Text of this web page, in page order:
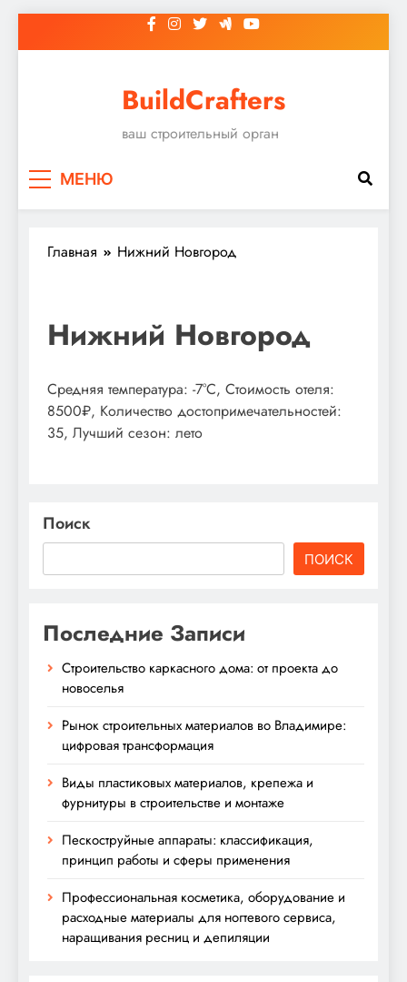
к
BuildCrafters
ваш строительный орган
МЕНЮ
Главная Нижний Новгород
Нижний Новгород
Средняя температура: -7°C, Стоимость отеля:
8500₽, Количество достопримечательностей:
35, Лучший сезон: лето
Поиск
ПОИСК
Последние Записи
Строительство каркасного дома: от проекта до
новоселья
Рынок строительных материалов во Владимире:
цифровая трансформация
Виды пластиковых материалов, крепежа и
фурнитуры в строительстве и монтаже
Пескоструйные аппараты: классификация,
принцип работы и сферы применения
Профессиональная косметика, оборудование и
расходные материалы для ногтевого сервиса,
наращивания ресниц и депиляции